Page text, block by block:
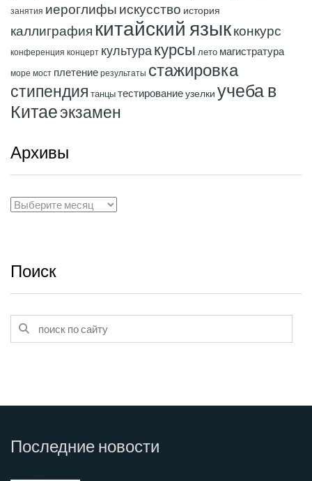
занятия иероглифы искусство история
каллиграфия китайский языкконкурс
конференция концерт культура курсы лето магистратура
море мост плетение результаты стажировка
стипендия танцытестированиеузелки учеба в
Китаеэкзамен
Архивы
Архивы
Поиск
Последние новости